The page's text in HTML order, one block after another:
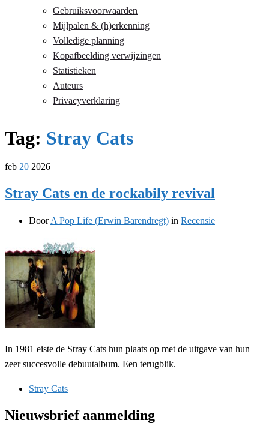
Gebruiksvoorwaarden
Mijlpalen & (h)erkenning
Volledige planning
Kopafbeelding verwijzingen
Statistieken
Auteurs
Privacyverklaring
Tag: Stray Cats
feb 20 2026
Stray Cats en de rockabily revival
DoorA Pop Life (Erwin Barendregt) in Recensie
In 1981 eiste de Stray Cats hun plaats op met de uitgave van hun
zeer succesvolle debuutalbum. Een terugblik.
Stray Cats
Nieuwsbrief aanmelding